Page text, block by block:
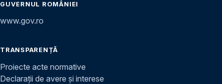
GUVERNUL ROMÂNIEI
www.gov.ro
TRANSPARENȚĂ
Proiecte acte normative
Declarații de avere și interese